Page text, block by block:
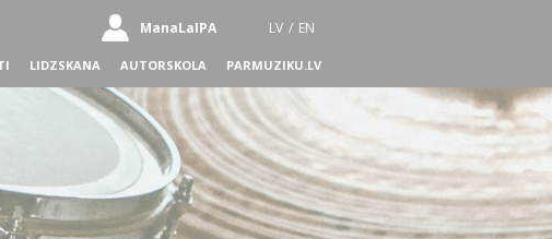
ManaLaIPA LV / EN
LIDZSKANA AUTORSKOLA PARMUZIKU.LV